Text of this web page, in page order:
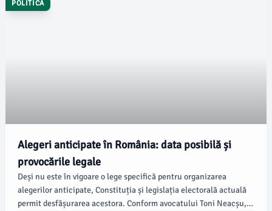
POLITICA
Alegeri anticipate în România: data posibilă și
provocările legale
Deși nu este în vigoare o lege specifică pentru organizarea
alegerilor anticipate, Constituția și legislația electorală actuală
permit desfășurarea acestora. Conform avocatului Toni Neacșu,